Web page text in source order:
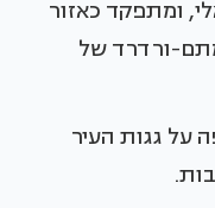
ומתפקד כאזור
ורדרד של
על גגות העיר